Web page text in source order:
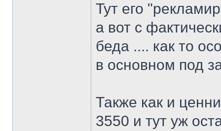
Тут его
а вот с
беда .... как то
в основном под
Также как и
3550 и тут уж